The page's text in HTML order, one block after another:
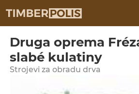
Druga oprema
slabé kulatiny
Strojevi za obradu drva